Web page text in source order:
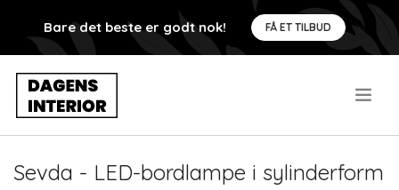
Bare det beste er godt nok! FÅ ET TILBUD
Sevda - LED-bordlampe i sylinderform